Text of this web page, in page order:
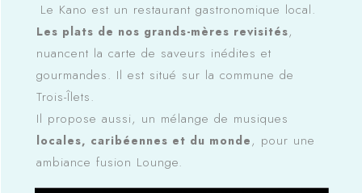
Le Kano est un restaurant gastronomique local.
Les plats de nos grands-mères revisités,
nuancent la carte de saveurs inédites et
gourmandes. Il est situé sur la commune de
Trois-Îlets.
Il propose aussi, un mélange de musiques
locales, caribéennes et du monde, pour une
ambiance fusion Lounge.